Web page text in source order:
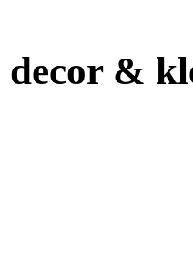
decor &